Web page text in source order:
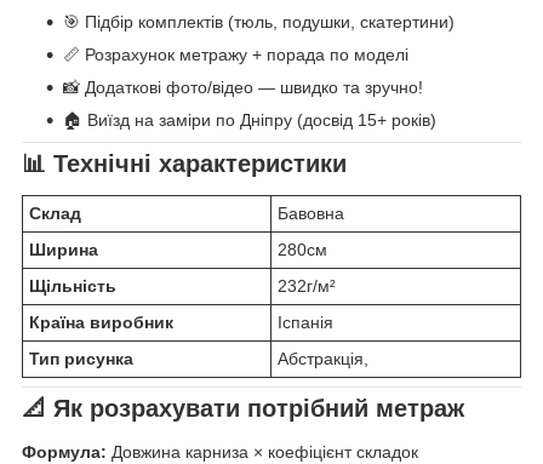
🎯 Підбір комплектів (тюль, подушки, скатертини)
📏 Розрахунок метражу + порада по моделі
📸 Додаткові фото/відео — швидко та зручно!
🏠 Виїзд на заміри по Дніпру (досвід 15+ років)
📊 Технічні характеристики
Склад
Бавовна
Ширина
280см
Щільність
232г/м²
Країна виробник
Іспанія
Тип рисунка
Абстракція,
📐 Як розрахувати потрібний метраж
Формула: Довжина карниза × коефіцієнт складок